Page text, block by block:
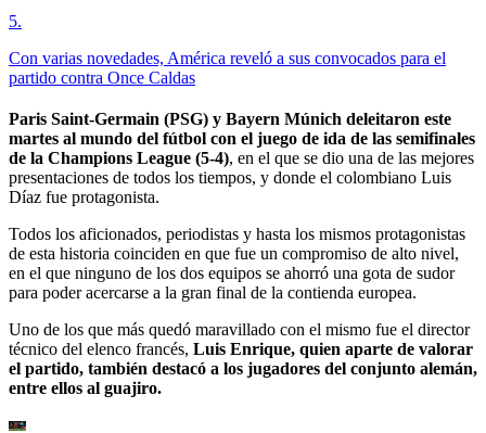
5.
Con varias novedades, América reveló a sus convocados para el
partido contra Once Caldas
Paris Saint-Germain (PSG) y Bayern Múnich deleitaron este
martes al mundo del fútbol con el juego de ida de las semifinales
de la Champions League (5-4), en el que se dio una de las mejores
presentaciones de todos los tiempos, y donde el colombiano Luis
Díaz fue protagonista.
Todos los aficionados, periodistas y hasta los mismos protagonistas
de esta historia coinciden en que fue un compromiso de alto nivel,
en el que ninguno de los dos equipos se ahorró una gota de sudor
para poder acercarse a la gran final de la contienda europea.
Uno de los que más quedó maravillado con el mismo fue el director
técnico del elenco francés, Luis Enrique, quien aparte de valorar
el partido, también destacó a los jugadores del conjunto alemán,
entre ellos al guajiro.